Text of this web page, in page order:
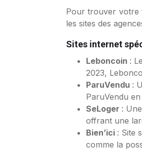
Pour trouver votre
les sites des
Sites internet
Leboncoin :
2023,
ParuVendu :
ParuVendu
SeLoger :
offrant une
Bien’ici : Site
comme la